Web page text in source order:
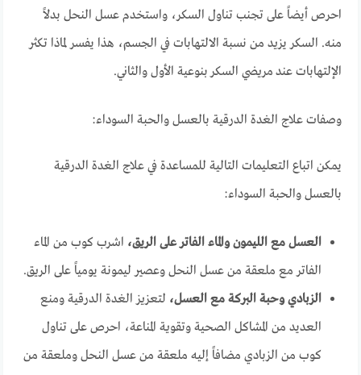
احرص أيضاً على تجنب تناول السكر، واستخدم عسل النحل بدلاً
منه. السكر يزيد من نسبة الالتهابات في الجسم، هذا يفسر لماذا تكثر
الإلتهابات عند مريضي السكر بنوعية الأول والثاني.
وصفات علاج الغدة الدرقية بالعسل والحبة السوداء:
يمكن اتباع التعليمات التالية للمساعدة في علاج الغدة الدرقية
بالعسل والحبة السوداء:
العسل مع الليمون والماء الفاتر على الريق، اشرب كوب من الماء
الفاتر مع ملعقة من عسل النحل وعصير ليمونة يومياً على الريق.
الزبادي وحبة البركة مع العسل، لتعزيز الغدة الدرقية ومنع
العديد من المشاكل الصحية وتقوية المناعة، احرص على تناول
كوب من الزبادي مضافاً إليه ملعقة من عسل النحل وملعقة من